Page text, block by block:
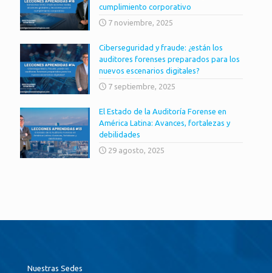
cumplimiento corporativo
7 noviembre, 2025
Ciberseguridad y fraude: ¿están los
auditores forenses preparados para los
nuevos escenarios digitales?
7 septiembre, 2025
El Estado de la Auditoría Forense en
América Latina: Avances, fortalezas y
debilidades
29 agosto, 2025
Nuestras Sedes